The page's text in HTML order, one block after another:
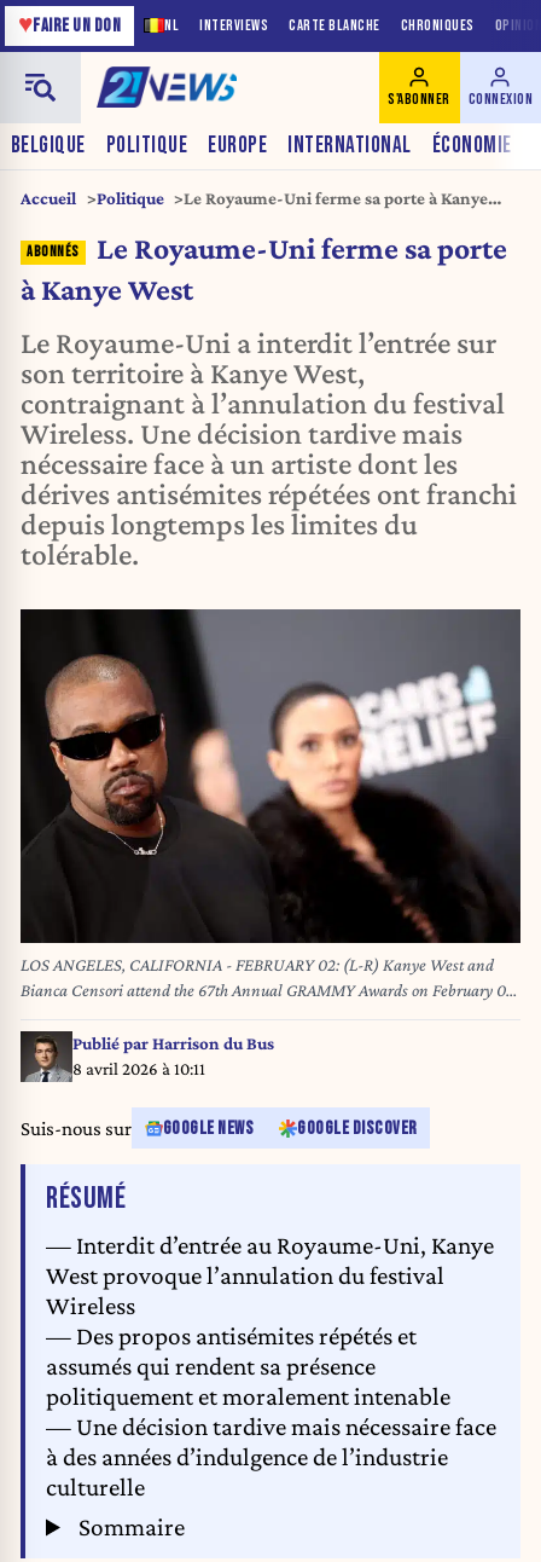
NL INTERVIEWS CARTE BLANCHE CHRONIQUES
♥FAIRE UN DON
BELGIQUE POLITIQUE EUROPE INTERNATIONAL ÉCONOMIE
S'ABONNER CONNEXION
Accueil Politique
Le Royaume-Uni ferme sa porte à Kanye
Le Royaume-Uni ferme sa porte
à Kanye West
Le Royaume-Uni a interdit l’entrée sur
son territoire à Kanye West,
contraignant à l’annulation du festival
Wireless. Une décision tardive mais
nécessaire face à un artiste dont les
dérives antisémites répétées ont franchi
depuis longtemps les limites du
tolérable.
LOS ANGELES, CALIFORNIA - FEBRUARY 02: (L-R) Kanye West and
Bianca Censori attend the 67th Annual GRAMMY Awards on February 02,
2025 in Los Angeles, California. Matt Winkelmeyer/Getty Images for The
Recording Academy/AFP Matt Winkelmeyer / GETTY IMAGES NORTH
AMERICA / Getty Images via AFP
Publié parHarrison du Bus
8 avril 2026 à 10:11
Suis-nous sur GOOGLE NEWS GOOGLE DISCOVER
RÉSUMÉDE L'ARTICLE
— Interdit d’entrée au Royaume-Uni, Kanye
West provoque l’annulation du festival
Wireless
— Des propos antisémites répétés et
assumés qui rendent sa présence
politiquement et moralement intenable
— Une décision tardive mais nécessaire face
à des années d’indulgence de l’industrie
culturelle
Sommaire